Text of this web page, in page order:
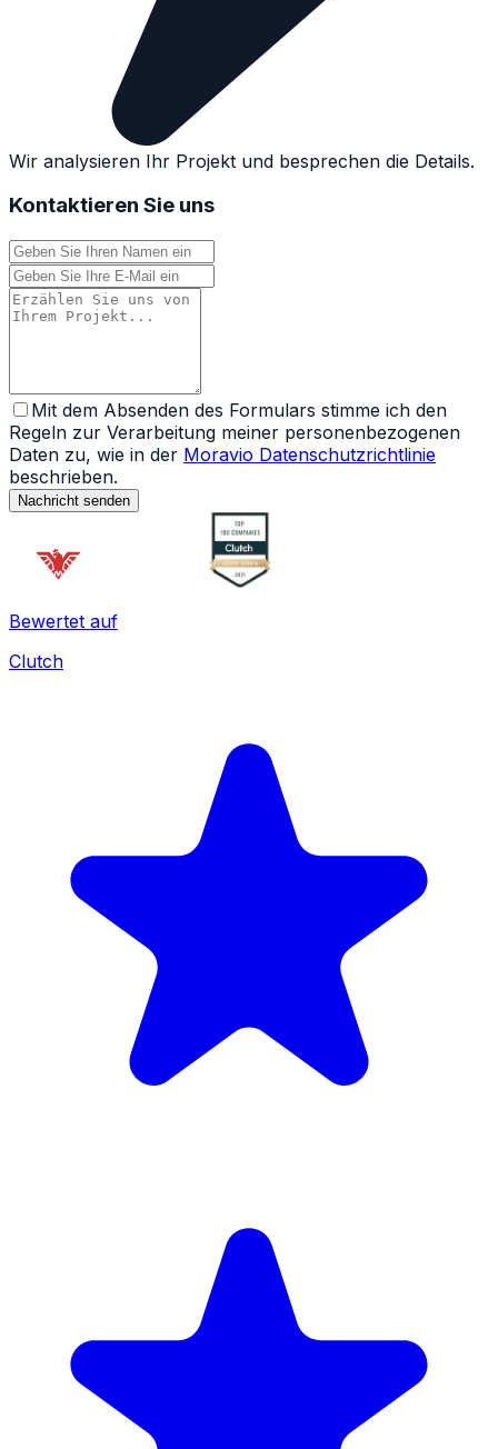
Wir analysieren Ihr Projekt und besprechen die Details.
Kontaktieren Sie uns
Mit dem Absenden des Formulars stimme ich den
Regeln zur Verarbeitung meiner personenbezogenen
Daten zu, wie in der Moravio Datenschutzrichtlinie
beschrieben.
Nachricht senden
Bewertet auf
Clutch